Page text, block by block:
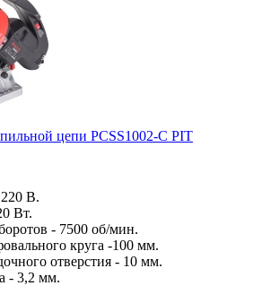
цепи PCSS1002-C PIT
В.
Вт.
- 7500 об/мин.
круга -100 мм.
отверстия - 10 мм.
- 3,2 мм.